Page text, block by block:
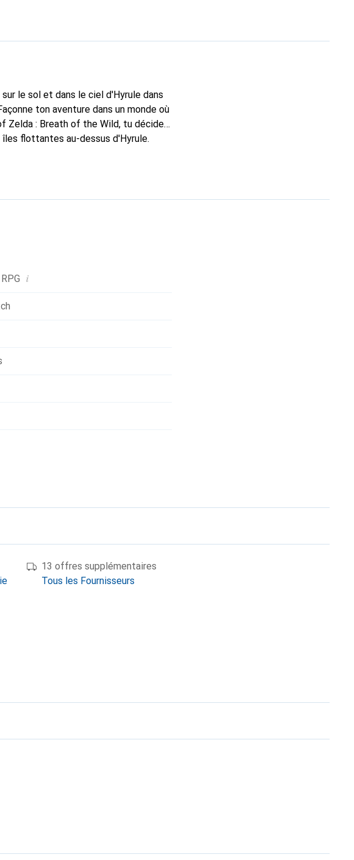
le sol et dans le ciel d'Hyrule dans
ton aventure dans un monde où
Zelda : Breath of the Wild, tu décides
flottantes au-dessus d'Hyrule.
The Legend of Zelda, tu peux obtenir
i
13 offres supplémentaires
Tous les Fournisseurs